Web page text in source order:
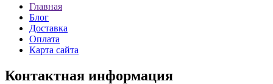
Главная
Блог
Доставка
Оплата
Карта сайта
Контактная информация